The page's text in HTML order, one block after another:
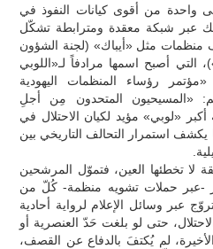
واحدة من أقوى كيانات النفوذ في
عبر شبكة معقدة ومترابطة تشكّل
منظمات مثل «أيباك» (لجنة الشؤون
التي أصبح اسمها مرادفاً لـ«اللوبي
رؤساء المنظمات اليهودية
«المسيحيون المتحدون مِن أجلِ
«لوبي» مؤيد لكيان الاحتلال في
يكشف استمرار التحالف التاريخي بين
لا تخطئها العين، فتموّل المرشحين
-عبر حملات تشويه منظمة- كُلّ من
عبر وسائل الإعلام لرواية أحادية
حتى لو بلغت حَدّ العنصرية أو
لم يُكتفَ بالدفاع عن القصف،